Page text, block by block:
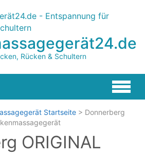
Rücken & Schultern
Startseite > Donnerberg
ORIGINAL